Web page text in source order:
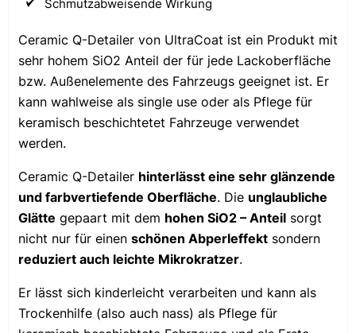
Schmutzabweisende Wirkung
Ceramic Q-Detailer von UltraCoat ist ein Produkt mit
sehr hohem SiO2 Anteil der für jede Lackoberfläche
bzw. Außenelemente des Fahrzeugs geeignet ist. Er
kann wahlweise als single use oder als Pflege für
keramisch beschichtetet Fahrzeuge verwendet
werden.
Ceramic Q-Detailer hinterlässt eine sehr glänzende
und farbvertiefende Oberfläche. Die unglaubliche
Glätte gepaart mit dem hohen SiO2 – Anteil sorgt
nicht nur für einen schönen Abperleffekt sondern
reduziert auch leichte Mikrokratzer.
Er lässt sich kinderleicht verarbeiten und kann als
Trockenhilfe (also auch nass) als Pflege für